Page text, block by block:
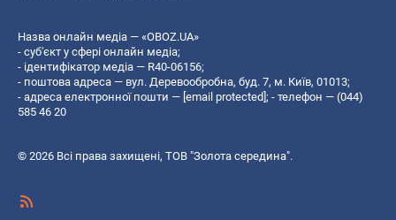
Назва онлайн медіа — «OBOZ.UA»
- суб'єкт у сфері онлайн медіа;
- ідентифікатор медіа — R40-06156;
- поштова адреса — вул. Деревообробна, буд. 7, м. Київ, 01013;
- адреса електронної пошти — [email protected]; - телефон — (044)
585 46 20
© 2026 Всі права захищені, ТОВ "Золота середина".